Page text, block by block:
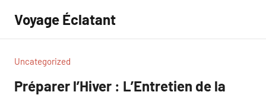
contenu
Voyage Éclatant
Uncategorized
Préparer l’Hiver : L’Entretien de la